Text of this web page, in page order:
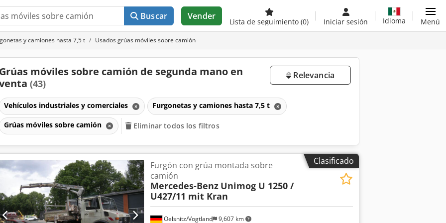
Buscar Vender
Lista de seguimiento (0) Iniciar sesión Idioma Menú
y camiones hasta 7,5 t Usados grúas móviles sobre camión
Grúas móviles sobre camión de segunda mano en
(43)
Relevancia
Vehículos industriales y comerciales Furgonetas y camiones hasta 7,5 t
Grúas móviles sobre camión Eliminar todos los filtros
Clasificado
Oelsnitz/Vogtland 9,607 km
Furgón con grúa montada sobre
camión
Mercedes-Benz Unimog U 1250 /
U427/11 mit Kran